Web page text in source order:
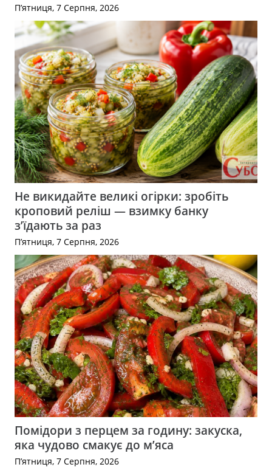
П’ятниця, 7 Серпня, 2026
Не викидайте великі огірки: зробіть
кроповий реліш — взимку банку
з’їдають за раз
П’ятниця, 7 Серпня, 2026
Помідори з перцем за годину: закуска,
яка чудово смакує до м’яса
П’ятниця, 7 Серпня, 2026